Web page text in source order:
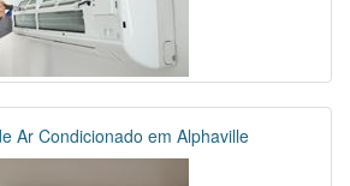
Ar Condicionado em Alphaville